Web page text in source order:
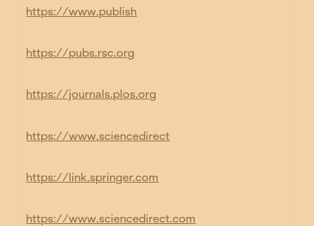
https://www.publish
https://pubs.rsc.org
https://journals.plos.org
https://www.sciencedirect
https://link.springer.com
https://www.sciencedirect.com